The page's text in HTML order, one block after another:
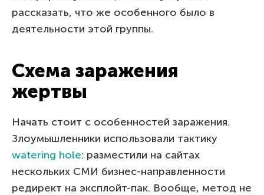
рассказать, что же особенного было в
деятельности этой группы.
Схема заражения
жертвы
Начать стоит с особенностей заражения.
Злоумышленники использовали тактику
watering hole: разместили на сайтах
нескольких СМИ бизнес-направленности
редирект на эксплойт-пак. Вообще, метод не